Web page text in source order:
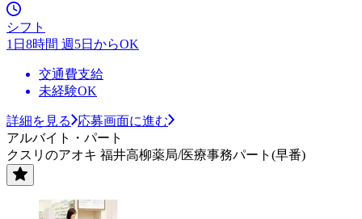
シフト
1日8時間 週5日からOK
交通費支給
未経験OK
詳細を見る
応募画面に進む
アルバイト・パート
クスリのアオキ 福井高柳薬局/医療事務パート(早番)